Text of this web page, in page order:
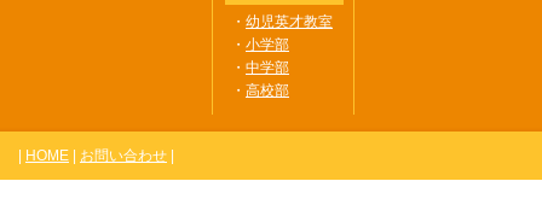
・ 幼児英才教室
・ 小学部
・ 中学部
・ 高校部
HOME お問い合わせ